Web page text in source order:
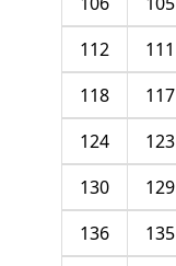
111
112
117
118
123
124
129
130
135
136